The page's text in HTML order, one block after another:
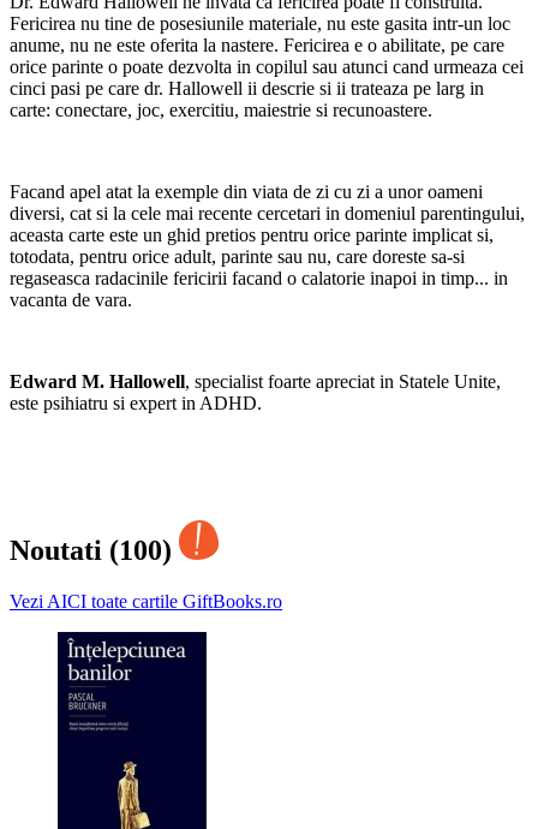
Fericirea nu tine de posesiunile materiale, nu este gasita intr-un loc
anume, nu ne este oferita la nastere. Fericirea e o abilitate, pe care
orice parinte o poate dezvolta in copilul sau atunci cand urmeaza cei
cinci pasi pe care dr. Hallowell ii descrie si ii trateaza pe larg in
carte: conectare, joc, exercitiu, maiestrie si recunoastere.
Facand apel atat la exemple din viata de zi cu zi a unor oameni
diversi, cat si la cele mai recente cercetari in domeniul parentingului,
aceasta carte este un ghid pretios pentru orice parinte implicat si,
totodata, pentru orice adult, parinte sau nu, care doreste sa-si
regaseasca radacinile fericirii facand o calatorie inapoi in timp... in
vacanta de vara.
Edward M. Hallowell, specialist foarte apreciat in Statele Unite,
este psihiatru si expert in ADHD.
Noutati (100)
Vezi AICI toate cartile GiftBooks.ro